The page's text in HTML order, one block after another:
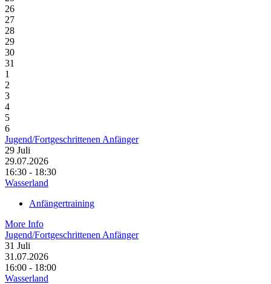
26
27
28
29
30
31
1
2
3
4
5
6
Jugend/Fortgeschrittenen Anfänger
29 Juli
29.07.2026
16:30 - 18:30
Wasserland
Anfängertraining
More Info
Jugend/Fortgeschrittenen Anfänger
31 Juli
31.07.2026
16:00 - 18:00
Wasserland